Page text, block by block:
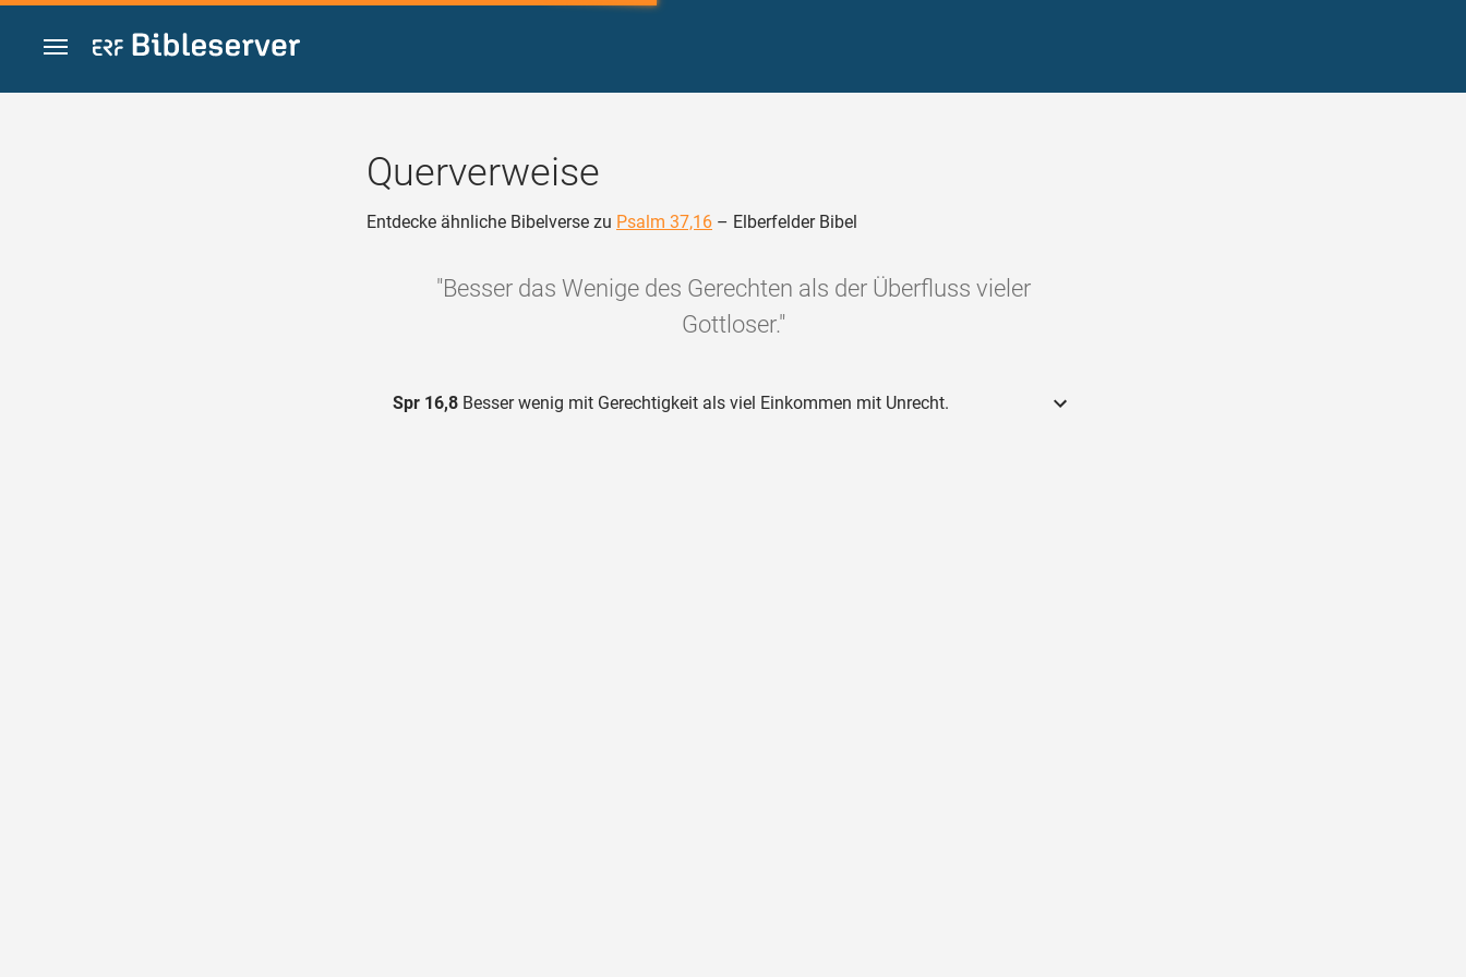
Zum Inhalt springen
Querverweise
Entdecke ähnliche Bibelverse zu Psalm 37,16 – Elberfelder Bibel
"Besser das Wenige des Gerechten als der Überfluss vieler
Gottloser."
Spr 16,8 Besser wenig mit Gerechtigkeit als viel Einkommen mit Unrecht.